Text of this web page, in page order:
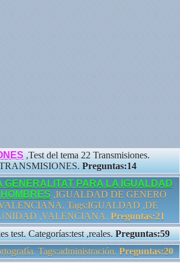
,Test del tema 22 Transmisiones.
Preguntas:14
GENERALITAT PARA LA IGUALDAD
,IGUALDAD DE GENERO
Tags:IGUALDAD ,DE
,VALENCIANA. Preguntas:21
test. Categorías:test ,reales.Preguntas:59
Tags:administración. Preguntas:20